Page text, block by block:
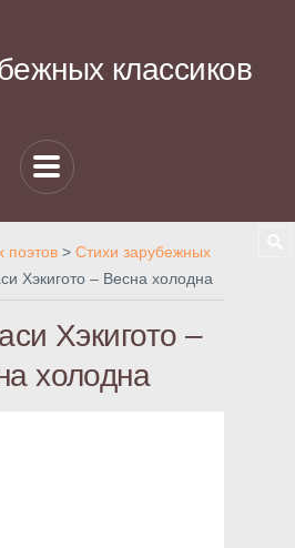
классиков
поэтов > Стихи зарубежных
Хэкигото – Весна холодна
Хэкигото –
холодна